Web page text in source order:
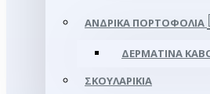
ΑΝΔΡΙΚΆ ΠΟΡΤΟΦΌΛΙΑ
ΔΕΡΜΆΤΙΝΑ
ΣΚΟΥΛΑΡΊΚΙΑ